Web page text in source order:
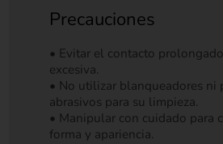
Precauciones
• Evitar el contacto
excesiva.
• No utilizar blanqueadores ni
abrasivos para su limpieza.
• Manipular con cuidado para
forma y apariencia.